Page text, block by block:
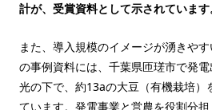
計が、受賞資料として示されています
また、導入規模のイメージが湧きや
の事例資料には、千葉県匝瑳市で発
光の下で、約13aの大豆（有機栽培）
ています。発電事業と営農を役割分